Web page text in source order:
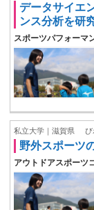
データサイエ
ンス分析を研
スポーツパフォー
私立大学｜滋賀県 び
野外スポーツ
アウトドアスポー